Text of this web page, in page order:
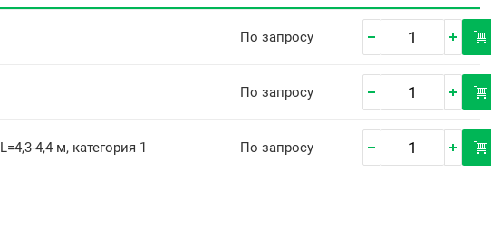
По запросу
По запросу
L=4,3-4,4 м, категория 1 По запросу